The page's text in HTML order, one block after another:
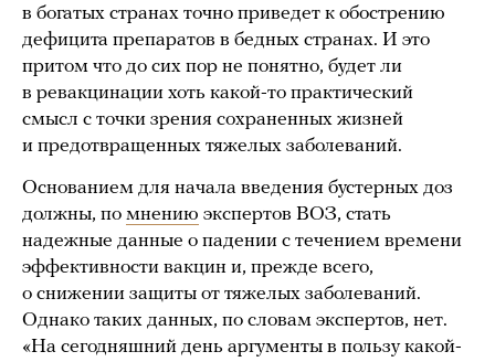
в богатых странах точно приведет к обострению
дефицита препаратов в бедных странах. И это
притом что до сих пор не понятно, будет ли
в ревакцинации хоть какой-то практический
смысл с точки зрения сохраненных жизней
и предотвращенных тяжелых заболеваний.
Основанием для начала введения бустерных доз
должны, по мнению экспертов ВОЗ, стать
надежные данные о падении с течением времени
эффективности вакцин и, прежде всего,
о снижении защиты от тяжелых заболеваний.
Однако таких данных, по словам экспертов, нет.
«На сегодняшний день аргументы в пользу какой-